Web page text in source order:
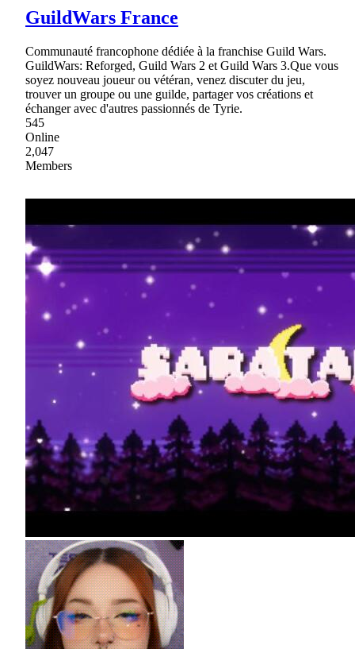
GuildWars France
Communauté francophone dédiée à la franchise Guild Wars.
GuildWars: Reforged, Guild Wars 2 et Guild Wars 3.Que vous
soyez nouveau joueur ou vétéran, venez discuter du jeu,
trouver un groupe ou une guilde, partager vos créations et
échanger avec d'autres passionnés de Tyrie.
545
Online
2,047
Members